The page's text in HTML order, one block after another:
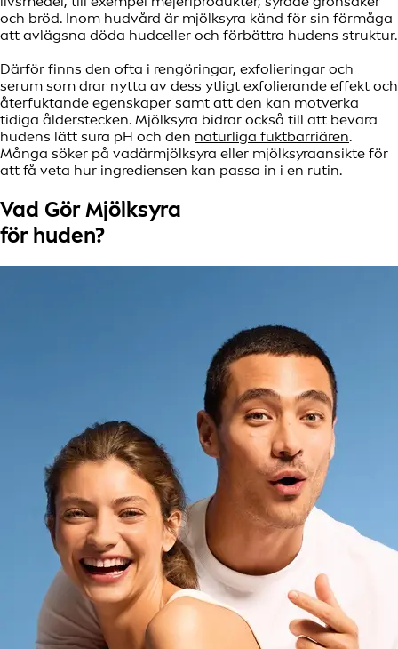
och bröd. Inom hudvård är mjölksyra känd för sin förmåga
att avlägsna döda hudceller och förbättra hudens struktur.
Därför finns den ofta i rengöringar, exfolieringar och
serum som drar nytta av dess ytligt exfolierande effekt och
återfuktande egenskaper samt att den kan motverka
tidiga ålderstecken. Mjölksyra bidrar också till att bevara
hudens lätt sura pH och den naturliga fuktbarriären.
Många söker på vadärmjölksyra eller mjölksyraansikte för
att få veta hur ingrediensen kan passa in i en rutin.
Vad Gör Mjölksyra
för huden?